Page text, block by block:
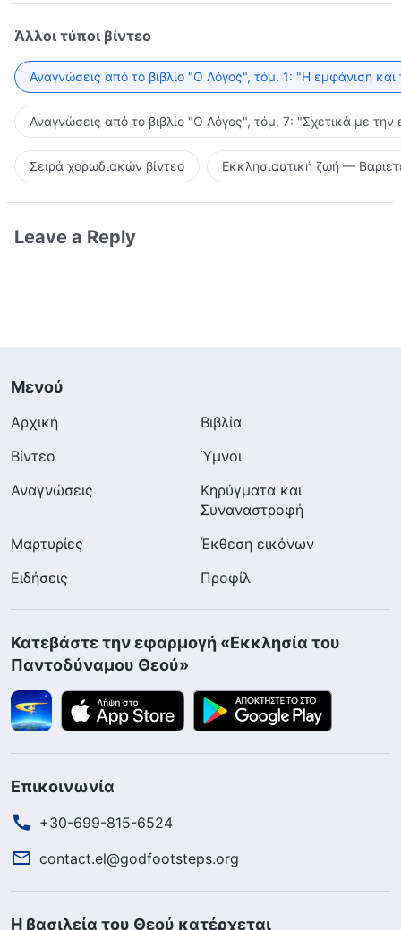
Άλλοι τύποι βίντεο
Αναγνώσεις από το βιβλίο "Ο Λόγος", τόμ. 1: "Η εμφάνιση
Αναγνώσεις από το βιβλίο "Ο Λόγος", τόμ. 7: "Σχετικά με την
Σειρά χορωδιακών βίντεο Εκκλησιαστική ζωή —
Leave a Reply
Μενού
Αρχική
Βιβλία
Βίντεο
Ύμνοι
Αναγνώσεις
Κηρύγματα και
Συναναστροφή
Μαρτυρίες
Έκθεση εικόνων
Ειδήσεις
Προφίλ
Κατεβάστε την εφαρμογή «Εκκλησία του
Παντοδύναμου Θεού»
Επικοινωνία
+30-699-815-6524
contact.el@godfootsteps.org
Η βασιλεία του Θεού κατέρχεται